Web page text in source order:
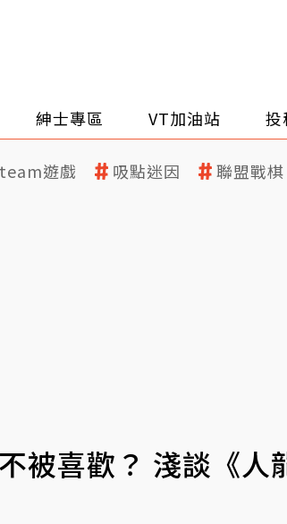
紳士專區 VT加油站 投
遊戲 吸點迷因 聯盟戰棋
被喜歡？ 淺談《人